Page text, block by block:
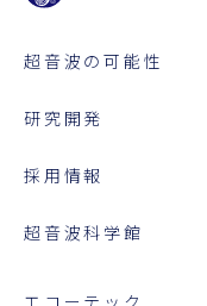
超音波の可能性
研究開発
採用情報
超音波科学館
エコーテック